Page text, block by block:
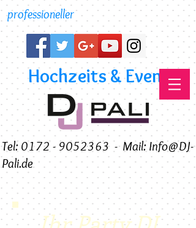
professioneller
Hochzeits & Event DJ
Tel: 0172 - 9052363 - Mail: Info@DJ-
Pali.de